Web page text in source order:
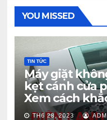
YOU MISSED
TIN TỨC
Máy giặt
kẹt cánh cửa
Xem cách
TH6 28, 2023